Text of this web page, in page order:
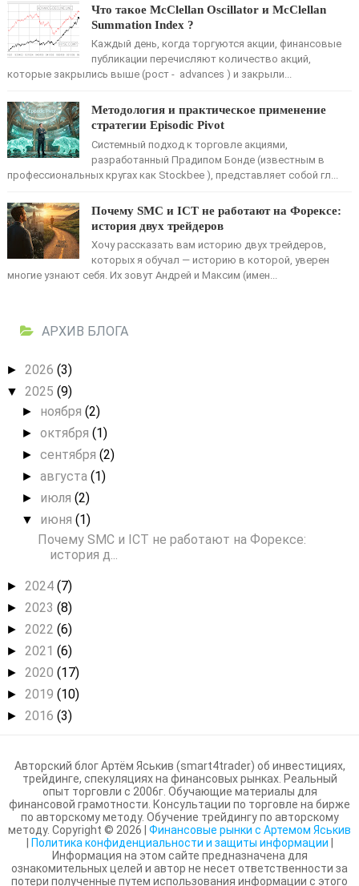
Что такое McClellan Oscillator и McClellan
Summation Index ?
Каждый день, когда торгуются акции, финансовые
публикации перечисляют количество акций,
которые закрылись выше (рост - advances ) и закрыли...
Методология и практическое применение
стратегии Episodic Pivot
Системный подход к торговле акциями,
разработанный Прадипом Бонде (известным в
профессиональных кругах как Stockbee ), представляет собой гл...
Почему SMC и ICT не работают на Форексе:
история двух трейдеров
Хочу рассказать вам историю двух трейдеров,
которых я обучал — историю в которой, уверен
многие узнают себя. Их зовут Андрей и Максим (имен...
АРХИВ БЛОГА
► 2026 (3)
▼ 2025 (9)
► ноября(2)
►октября(1)
►сентября(2)
►августа(1)
► июля(2)
▼ июня(1)
Почему SMC и ICT не работают на Форексе:
история д...
► 2024 (7)
► 2023 (8)
► 2022 (6)
► 2021 (6)
► 2020 (17)
► 2019 (10)
► 2016 (3)
Авторский блог Артём Яськив (smart4trader) об инвестициях,
трейдинге, спекуляциях на финансовых рынках. Реальный
опыт торговли с 2006г. Обучающие материалы для
финансовой грамотности. Консультации по торговле на бирже
по авторскому методу. Обучение трейдингу по авторскому
методу. Copyright © 2026
Финансовые рынки с Артемом Яськив
Политика конфиденциальности и защиты информации
Информация на этом сайте предназначена для
ознакомительных целей и автор не несет ответственности за
потери полученные путем использования информации с этого